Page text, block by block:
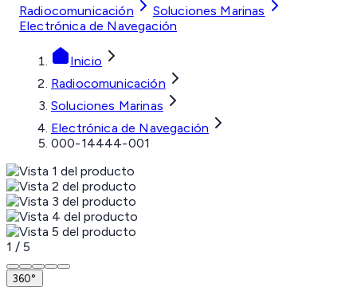
Radiocomunicación
Soluciones Marinas
Electrónica de Navegación
Inicio
Radiocomunicación
Soluciones Marinas
Electrónica de Navegación
000-14444-001
1 / 5
360°